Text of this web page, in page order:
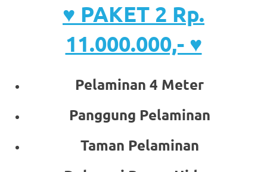
♥ PAKET 2 Rp.
11.000.000,- ♥
Pelaminan 4 Meter
Panggung Pelaminan
Taman Pelaminan